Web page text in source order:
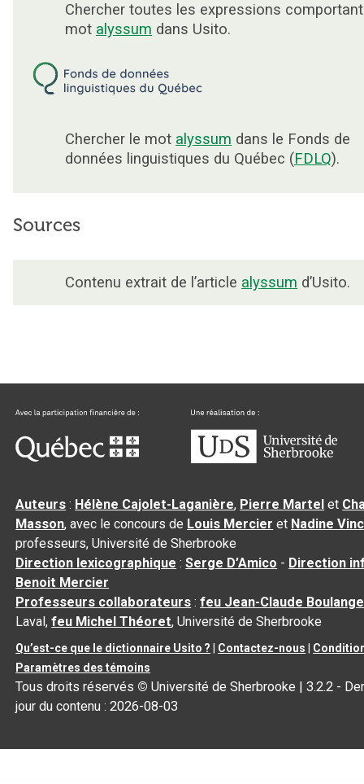
Chercher toutes les expressions
mot alyssum dans Usito.
Chercher le mot alyssum dans le Fonds de
données linguistiques du Québec (FDLQ).
Sources
Contenu extrait de l’article alyssum d’Usito.
Auteurs : Hélène Cajolet-Laganière, Pierre Martel et
Masson, avec le concours de Louis Mercier et Nadine
professeurs, Université de Sherbrooke
Direction lexicographique :Serge D’Amico - Direction
Benoit Mercier
Professeurs collaborateurs :feu Jean-Claude
Laval,feu Michel Théoret, Université de Sherbrooke
Qu’est-ce que le dictionnaire Usito ? Contactez-nous
Paramètres des témoins
Tous droits réservés © Université de Sherbrooke |3.2.2 -
jour du contenu :2026-08-03